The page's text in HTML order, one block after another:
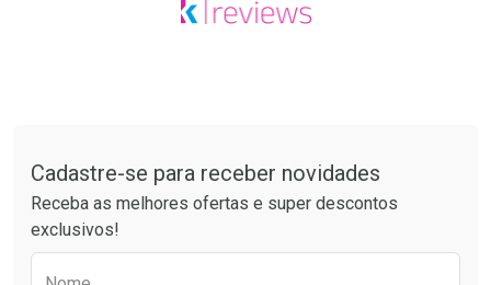
Ativar Desconto
Comprar sem Desconto
Comprar sem Desconto
Por R$ 36,72/cada
Ativar Desconto
Comprar sem Desconto
Comprar sem Desconto
Cadastre-se para receber novidades
Receba as melhores ofertas e super descontos
exclusivos!